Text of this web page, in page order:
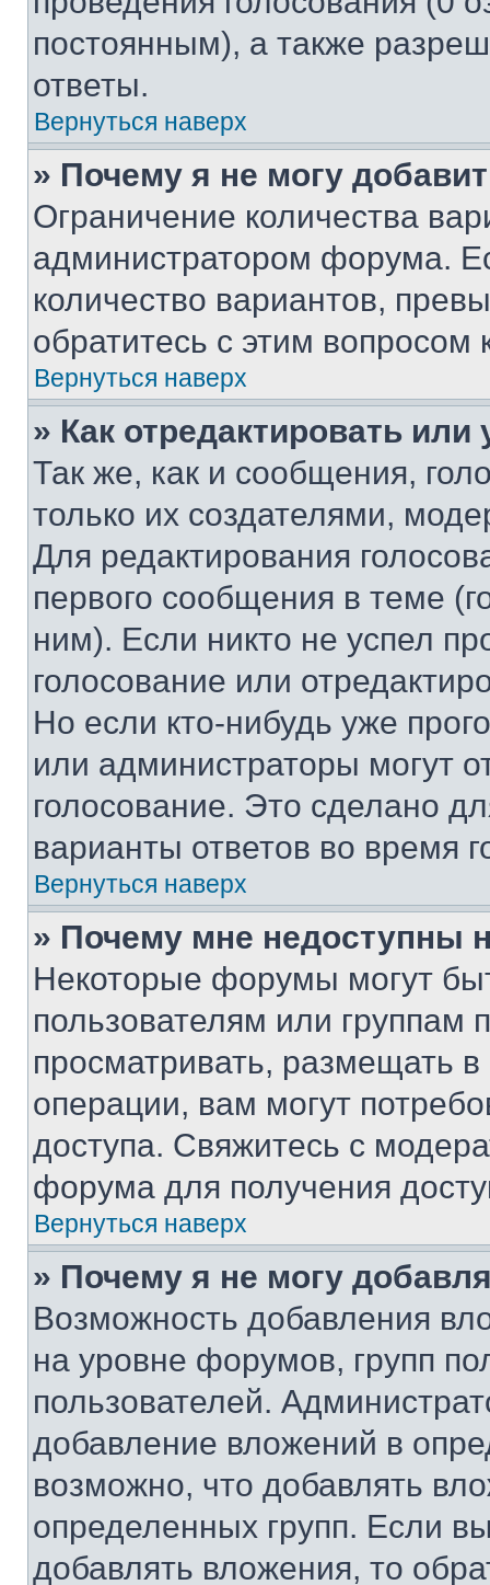
постоянным), а также
ответы.
Вернуться наверх
» Почему я не могу
Ограничение количества
администратором форума.
количество вариантов,
обратитесь с этим вопросом
Вернуться наверх
» Как отредактировать
Так же, как и сообщения,
только их создателями,
Для редактирования
первого сообщения в теме
ним). Если никто не успел
голосование или
Но если кто-нибудь уже
или администраторы могут
голосование. Это сделано
варианты ответов во время
Вернуться наверх
» Почему мне недоступны
Некоторые форумы могут
пользователям или группам
просматривать, размещать
операции, вам могут
доступа. Свяжитесь с
форума для получения
Вернуться наверх
» Почему я не могу
Возможность добавления
на уровне форумов, групп
пользователей.
добавление вложений в
возможно, что добавлять
определенных групп. Если
добавлять вложения, то